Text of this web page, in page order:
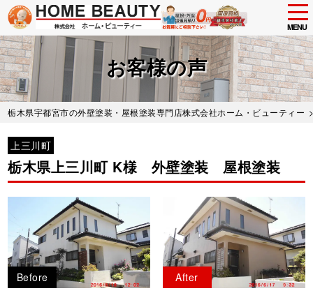
Skip
to
main
content
MENU
お客様の声
栃木県宇都宮市の外壁塗装・屋根塗装専門店株式会社ホーム・ビューティー
上三川町
栃木県上三川町 K様 外壁塗装 屋根塗装
Before After